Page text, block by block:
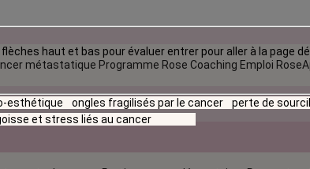
métastatique Programme Rose Coaching Emploi
haut et bas pour évaluer entrer pour aller à la page
esthétique ongles fragilisés par le cancer perte de
et stress liés au cancer